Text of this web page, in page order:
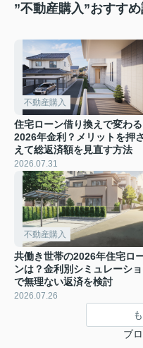
”不動産購入”おすす
不動産購入
住宅ローン借り換えで変わる
2026年金利？メリットを押さ
えて総返済額を見直す方法
2026.07.31
不動産購入
共働き世帯の2026年住宅ロ
ンは？金利別シミュレーシ
で無理ない返済を検討
2026.07.26
ブ